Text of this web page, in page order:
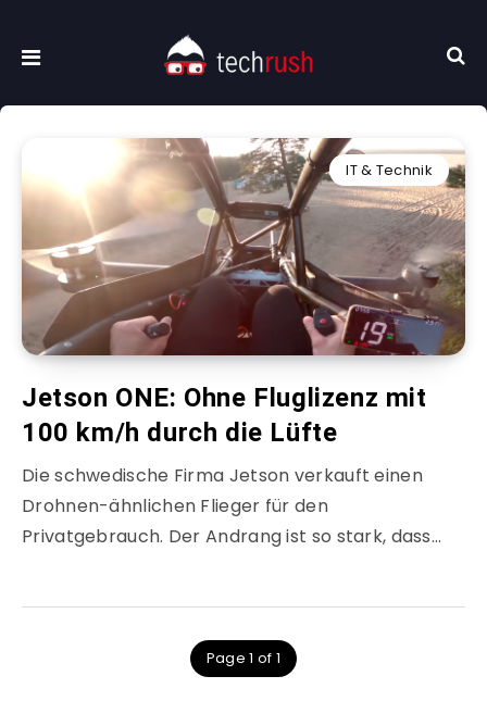
IT & Technik
Jetson ONE: Ohne Fluglizenz mit
100 km/h durch die Lüfte
Die schwedische Firma Jetson verkauft einen
Drohnen-ähnlichen Flieger für den
Privatgebrauch. Der Andrang ist so stark, dass…
Page 1 of 1